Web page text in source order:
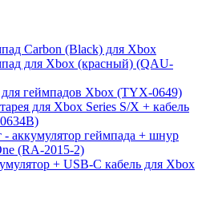
Carbon (Black) для Xbox
для Xbox (красный) (QAU-
геймпадов Xbox (TYX-0649)
для Xbox Series S/X + кабель
аккумулятор геймпада + шнур
(RA-2015-2)
+ USB-C кабель для Xbox